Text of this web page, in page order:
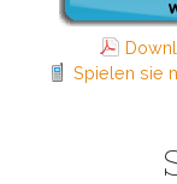
Spielen sie